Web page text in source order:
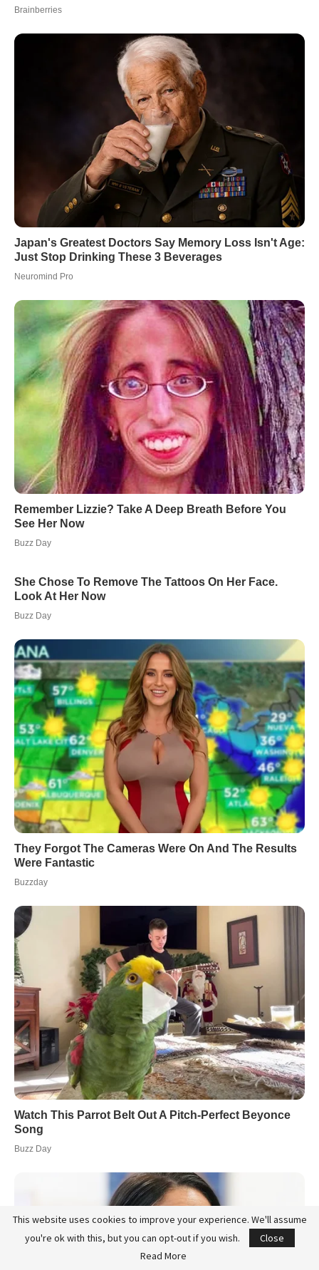
This website uses cookies to improve your experience. We'll assume
you're ok with this, but you can opt-out if you wish.
Close
Read More